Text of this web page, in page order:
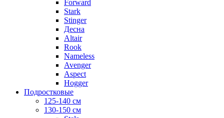
Forward
Stark
Stinger
Десна
Altair
Rook
Nameless
Avenger
Aspect
Hogger
Подростковые
125-140 см
130-150 см